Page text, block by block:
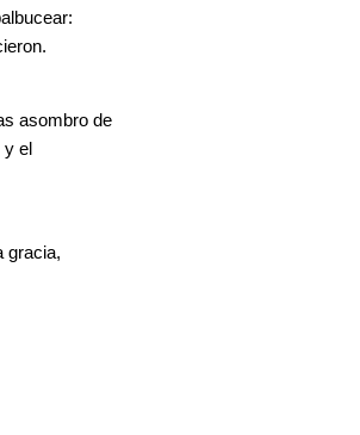
asombro de
el
gracia,